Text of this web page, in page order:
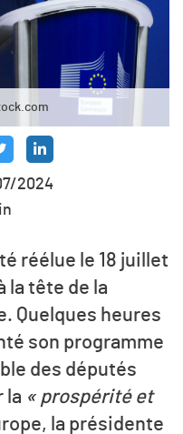
2024
réélue le 18 juillet
la tête de la
Quelques heures
son programme
des députés
la « prospérité et
la présidente